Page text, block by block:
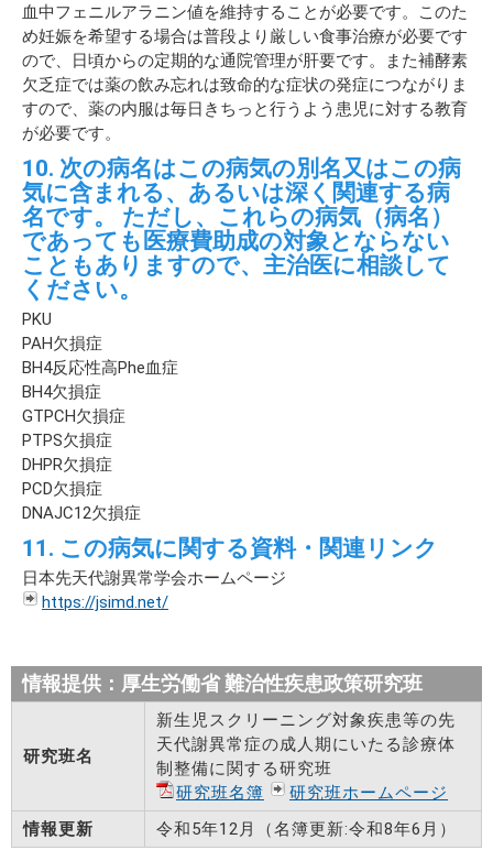
血中フェニルアラニン値を維持することが必要です。このた
め妊娠を希望する場合は普段より厳しい食事治療が必要です
ので、日頃からの定期的な通院管理が肝要です。また補酵素
欠乏症では薬の飲み忘れは致命的な症状の発症につながりま
すので、薬の内服は毎日きちっと行うよう患児に対する教育
が必要です。
10. 次の病名はこの病気の別名又はこの病
気に含まれる、あるいは深く関連する病
名です。 ただし、これらの病気（病名）
であっても医療費助成の対象とならない
こともありますので、主治医に相談して
ください。
PKU
PAH欠損症
BH4反応性高Phe血症
BH4欠損症
GTPCH欠損症
PTPS欠損症
DHPR欠損症
PCD欠損症
DNAJC12欠損症
11. この病気に関する資料・関連リンク
日本先天代謝異常学会ホームページ
https://jsimd.net/
情報提供：厚生労働省 難治性疾患政策研究班
研究班名
新生児スクリーニング対象疾患等の先
天代謝異常症の成人期にいたる診療体
制整備に関する研究班
研究班名簿
研究班ホームページ
情報更新
令和5年12月（名簿更新:令和8年6月）